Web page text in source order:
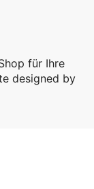
für Ihre
designed by